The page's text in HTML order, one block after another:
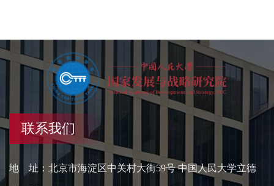
联系我们
地 址：北京市海淀区中关村大街59号 中国人民大学立德